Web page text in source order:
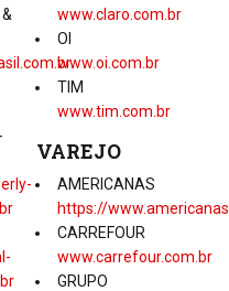
www.claro.com.br
OI
www.oi.com.br
TIM
www.tim.com.br
VAREJO
AMERICANAS
https://
CARREFOUR
www.carrefour.com.br
GRUPO